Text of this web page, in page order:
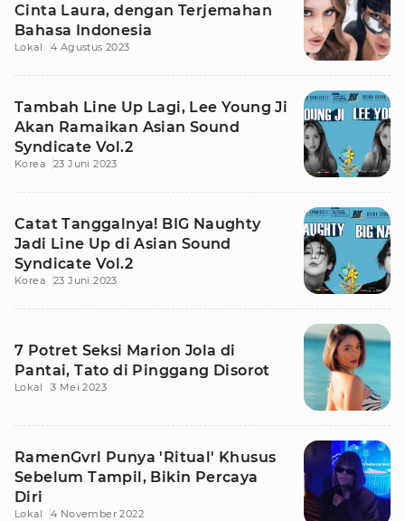
Cinta Laura, dengan Terjemahan
Bahasa Indonesia
Lokal 4 Agustus 2023
Tambah Line Up Lagi, Lee Young Ji
Akan Ramaikan Asian Sound
Syndicate Vol.2
Korea 23 Juni 2023
Catat Tanggalnya! BIG Naughty
Jadi Line Up di Asian Sound
Syndicate Vol.2
Korea 23 Juni 2023
7 Potret Seksi Marion Jola di
Pantai, Tato di Pinggang Disorot
Lokal 3 Mei 2023
RamenGvrl Punya 'Ritual' Khusus
Sebelum Tampil, Bikin Percaya
Diri
Lokal 4 November 2022